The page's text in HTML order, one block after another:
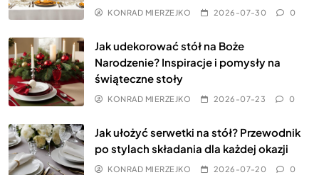
KONRAD MIERZEJKO 2026-07-30 0
Jak udekorować stół na Boże
Narodzenie? Inspiracje i pomysły na
świąteczne stoły
KONRAD MIERZEJKO 2026-07-23 0
Jak ułożyć serwetki na stół? Przewodnik
po stylach składania dla każdej okazji
KONRAD MIERZEJKO 2026-07-20 0